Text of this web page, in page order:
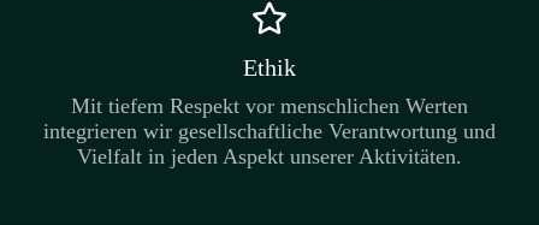
Ethik
Mit tiefem Respekt vor menschlichen Werten
integrieren wir gesellschaftliche Verantwortung und
Vielfalt in jeden Aspekt unserer Aktivitäten.